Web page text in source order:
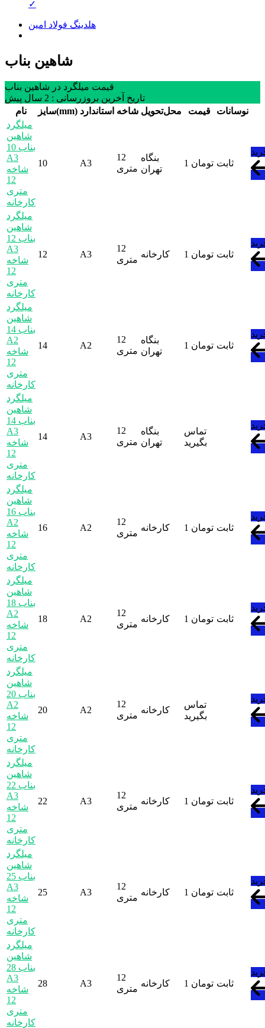
✓
هلدینگ فولاد امین
شاهین بناب
قیمت میلگرد در شاهین بناب
تاریخ آخرین بروزرسانی : 2 سال پیش
نام
سایز(mm) استاندارد شاخه محل‌تحویل قیمت
نوسانات
میلگرد
شاهین
بناب 10
A3
شاخه
12
متری
کارخانه
10 A3
12
متری
بنگاه
تهران
1 تومان ثابت
میلگرد
شاهین
بناب 12
A3
شاخه
12
متری
کارخانه
12 A3
12
متری
کارخانه 1 تومان ثابت
میلگرد
شاهین
بناب 14
A2
شاخه
12
متری
کارخانه
14 A2
12
متری
بنگاه
تهران
1 تومان ثابت
میلگرد
شاهین
بناب 14
A3
شاخه
12
متری
کارخانه
14 A3
12
متری
بنگاه
تهران
تماس
بگیرید
میلگرد
شاهین
بناب 16
A2
شاخه
12
متری
کارخانه
16 A2
12
متری
کارخانه 1 تومان ثابت
میلگرد
شاهین
بناب 18
A2
شاخه
12
متری
کارخانه
18 A2
12
متری
کارخانه 1 تومان ثابت
میلگرد
شاهین
بناب 20
A2
شاخه
12
متری
کارخانه
20 A2
12
متری
کارخانه
تماس
بگیرید
میلگرد
شاهین
بناب 22
A3
شاخه
12
متری
کارخانه
22 A3
12
متری
کارخانه 1 تومان ثابت
میلگرد
شاهین
بناب 25
A3
شاخه
12
متری
کارخانه
25 A3
12
متری
کارخانه 1 تومان ثابت
میلگرد
شاهین
بناب 28
A3
شاخه
12
متری
کارخانه
28 A3
12
متری
کارخانه 1 تومان ثابت